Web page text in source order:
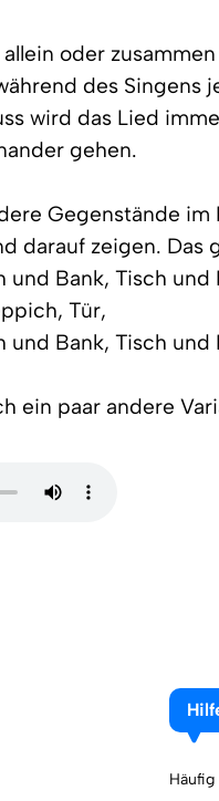
oder
des Singens
wird das Lied
gehen.
Gegenstände im
darauf zeigen. Das
und Bank, Tisch und
Tür,
und Bank, Tisch und
ein paar andere